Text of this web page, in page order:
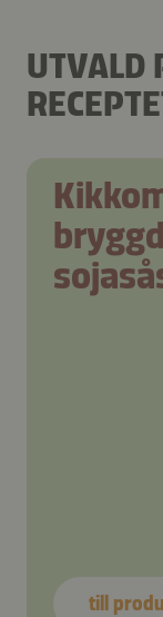
UTVALD
till